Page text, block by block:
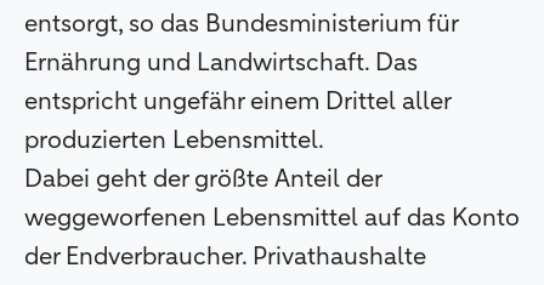
entsorgt, so das Bundesministerium für
Ernährung und Landwirtschaft. Das
entspricht ungefähr einem Drittel aller
produzierten Lebensmittel.
Dabei geht der größte Anteil der
weggeworfenen Lebensmittel auf das Konto
der Endverbraucher. Privathaushalte